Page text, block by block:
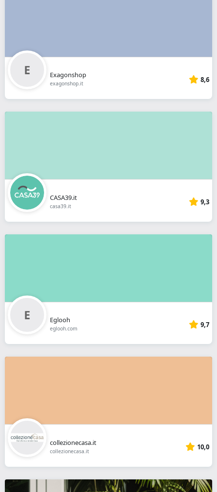
Exagonshop
exagonshop.it 8,6
CASA39.it
casa39.it 9,3
Eglooh
eglooh.com 9,7
collezionecasa.it
collezionecasa.it 10,0